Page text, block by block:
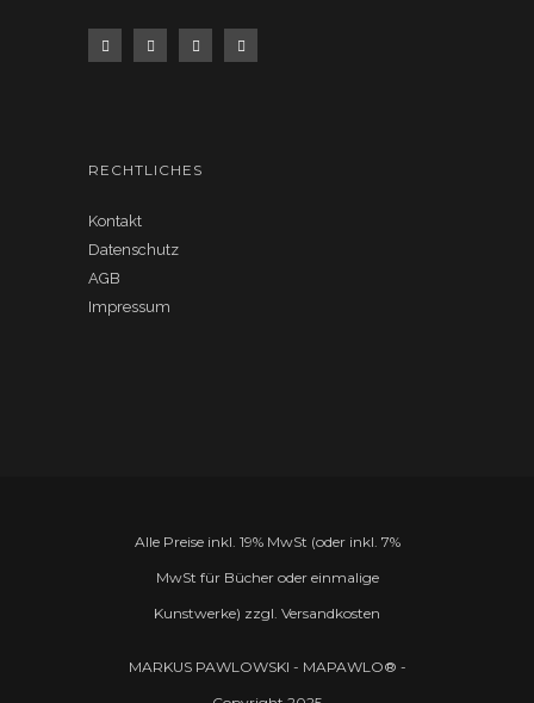
RECHTLICHES
Kontakt
Datenschutz
AGB
Impressum
Alle Preise inkl. 19% MwSt (oder inkl. 7%
MwSt für Bücher oder einmalige
Kunstwerke) zzgl. Versandkosten
MARKUS PAWLOWSKI - MAPAWLO® -